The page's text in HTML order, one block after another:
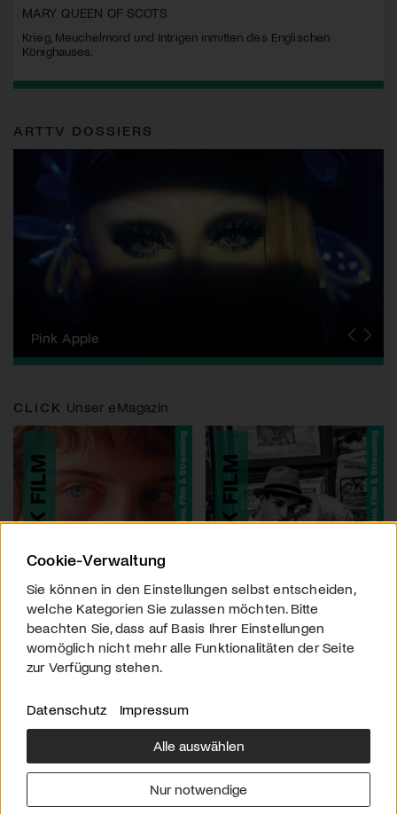
MARY QUEEN OF SCOTS
Krieg, Meuchelmord und Intrigen inmitten des Englischen
Könighauses.
ARTTV DOSSIERS
Zurich Film Festival
Pink Apple
Locarno Film Festival
Human Rights Film Festival Zurich
Yesh! Neues aus der jüdischen Filmwelt
Neuchâtel International Fantastic Film Festival
Visions du Réel
Berlinale
Solothurner Filmtage
Geneva International Film Festival
CLICK Unser eMagazin
Über uns
Downloads
Werben
Impressum
Cookie-Verwaltung
Sie können in den Einstellungen selbst entscheiden,
welche Kategorien Sie zulassen möchten. Bitte
beachten Sie, dass auf Basis Ihrer Einstellungen
womöglich nicht mehr alle Funktionalitäten der Seite
zur Verfügung stehen.
Datenschutz Impressum
Alle auswählen
Nur notwendige